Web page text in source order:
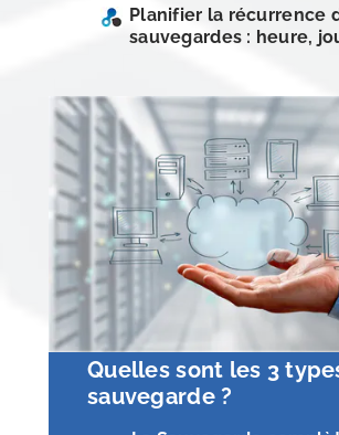
Planifier la récurrence
sauvegardes : heure,
Quelles sont les 3
sauvegarde ?